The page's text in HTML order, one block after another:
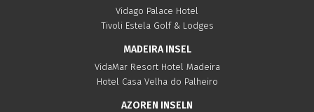
Vidago Palace Hotel
Tivoli Estela Golf & Lodges
MADEIRA INSEL
VidaMar Resort Hotel Madeira
Hotel Casa Velha do Palheiro
AZOREN INSELN